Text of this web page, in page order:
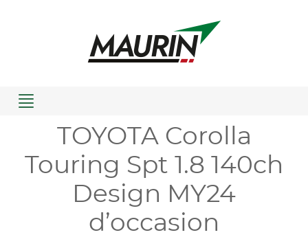
Menu
TOYOTA Corolla
Touring Spt 1.8 140ch
Design MY24
d’occasion